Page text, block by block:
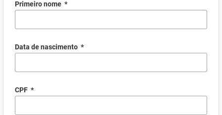
Primeiro nome *
Data de nascimento *
CPF *